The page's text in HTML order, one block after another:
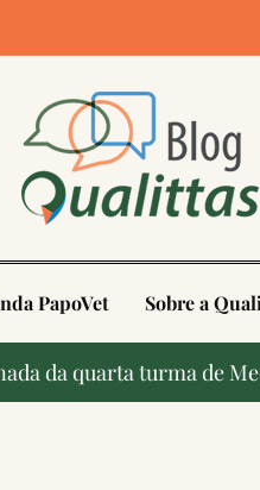
PapoVet Sobre a
da quarta turma de